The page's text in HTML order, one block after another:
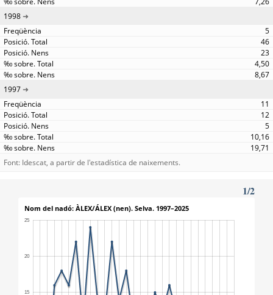
1998
5
46
23
4,50
8,67
1997
11
12
5
10,16
19,71
Font: Idescat, a partir de l'estadística de naixements.